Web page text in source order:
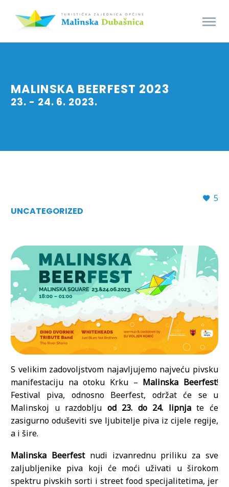
MALINSKA BEERFEST 2023
23. - 24. 6. 2023.
5
UNCATEGORIZED
S velikim zadovoljstvom najavljujemo najveću pivsku
manifestaciju na otoku Krku – Malinska Beerfest!
Festival piva, odnosno Beerfest, održat će se u
Malinskoj u razdoblju od 23. do 24. lipnjate će
zasigurno oduševiti sve ljubitelje piva iz cijele regije,
a i šire.
Malinska Beerfestnudi izvanrednu priliku za sve
zaljubljenike piva koji će moći uživati u širokom
spektru pivskih sorti i street food specijalitetima, jer